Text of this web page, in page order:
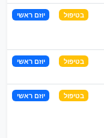
בטיפול יוזם ראשי
בטיפול יוזם ראשי
בטיפול יוזם ראשי